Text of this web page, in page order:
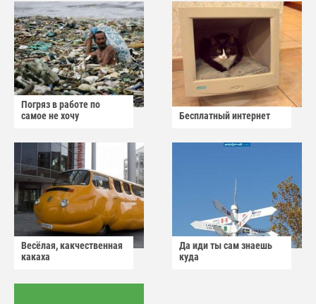
Погряз в работе по
самое не хочу
Бесплатный интернет
Весёлая, какчественная
какаха
Да иди ты сам знаешь
куда